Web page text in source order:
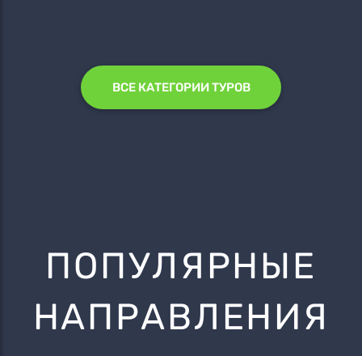
ВСЕ КАТЕГОРИИ ТУРОВ
ПОПУЛЯРНЫЕ
НАПРАВЛЕНИЯ